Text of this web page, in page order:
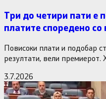
Три до четири пати е
платите споредено
Повисоки плати и подобар
резултати, вели премиерот.
3.7.2026